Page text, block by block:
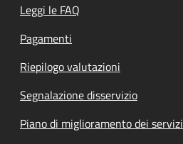
Leggi le FAQ
Pagamenti
Riepilogo valutazioni
Segnalazione disservizio
Piano di miglioramento dei servizi